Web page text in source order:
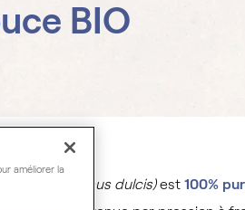
BIO
douce
(Prunus dulcis)est 100%
améliorer la